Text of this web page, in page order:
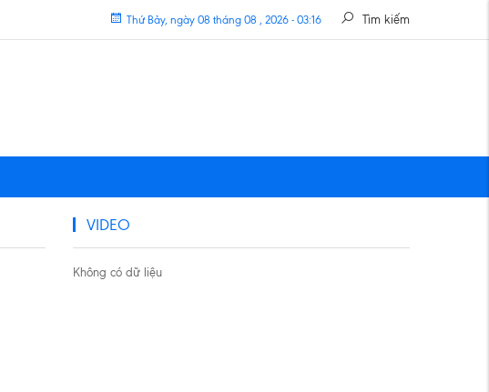
Tìm kiếm
Thứ Bảy, ngày 08 tháng 08 , 2026 - 03:16
VIDEO
Không có dữ liệu